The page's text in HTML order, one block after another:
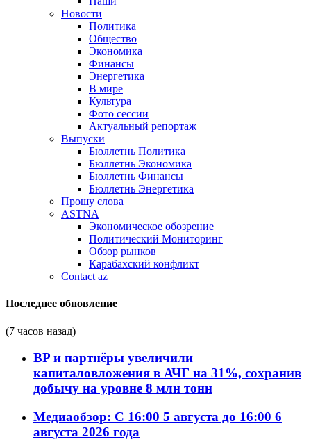
Новости
Политика
Общество
Экономика
Финансы
Энергетика
В мире
Культура
Фото сессии
Актуальный репортаж
Выпуски
Бюллетнь Политика
Бюллетнь Экономика
Бюллетнь Финансы
Бюллетнь Энергетика
Прошу слова
ASTNA
Экономическое обозрение
Политический Мониторинг
Обзор рынков
Карабахский конфликт
Contact az
Последнее обновление
(7 часов назад)
BP и партнёры увеличили
капиталовложения в АЧГ на 31%, сохранив
добычу на уровне 8 млн тонн
Медиаобзор: С 16:00 5 августа до 16:00 6
августа 2026 года